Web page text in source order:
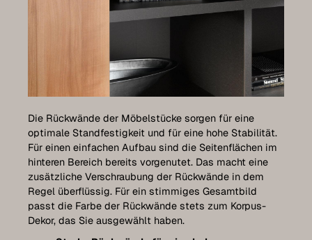
Die Rückwände der Möbelstücke sorgen für eine
optimale Standfestigkeit und für eine hohe Stabilität.
Für einen einfachen Aufbau sind die Seitenflächen im
hinteren Bereich bereits vorgenutet. Das macht eine
zusätzliche Verschraubung der Rückwände in dem
Regel überflüssig. Für ein stimmiges Gesamtbild
passt die Farbe der Rückwände stets zum Korpus-
Dekor, das Sie ausgewählt haben.